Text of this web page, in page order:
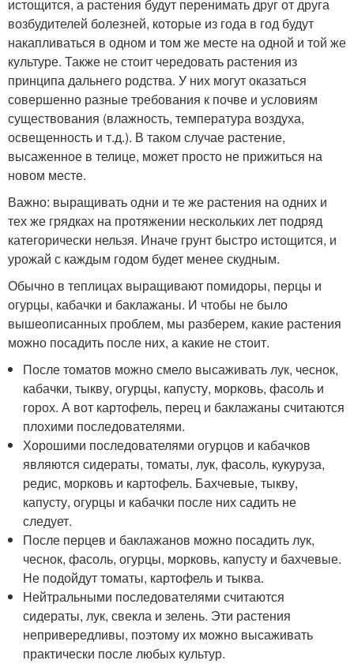
истощится, а растения будут перенимать друг от друга
возбудителей болезней, которые из года в год будут
накапливаться в одном и том же месте на одной и той же
культуре. Также не стоит чередовать растения из
принципа дальнего родства. У них могут оказаться
совершенно разные требования к почве и условиям
существования (влажность, температура воздуха,
освещенность и т.д.). В таком случае растение,
высаженное в телице, может просто не прижиться на
новом месте.
Важно: выращивать одни и те же растения на одних и
тех же грядках на протяжении нескольких лет подряд
категорически нельзя. Иначе грунт быстро истощится, и
урожай с каждым годом будет менее скудным.
Обычно в теплицах выращивают помидоры, перцы и
огурцы, кабачки и баклажаны. И чтобы не было
вышеописанных проблем, мы разберем, какие растения
можно посадить после них, а какие не стоит.
После томатов можно смело высаживать лук, чеснок,
кабачки, тыкву, огурцы, капусту, морковь, фасоль и
горох. А вот картофель, перец и баклажаны считаются
плохими последователями.
Хорошими последователями огурцов и кабачков
являются сидераты, томаты, лук, фасоль, кукуруза,
редис, морковь и картофель. Бахчевые, тыкву,
капусту, огурцы и кабачки после них садить не
следует.
После перцев и баклажанов можно посадить лук,
чеснок, фасоль, огурцы, морковь, капусту и бахчевые.
Не подойдут томаты, картофель и тыква.
Нейтральными последователями считаются
сидераты, лук, свекла и зелень. Эти растения
непривередливы, поэтому их можно высаживать
практически после любых культур.